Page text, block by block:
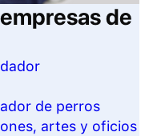
de
de perros
artes y oficios